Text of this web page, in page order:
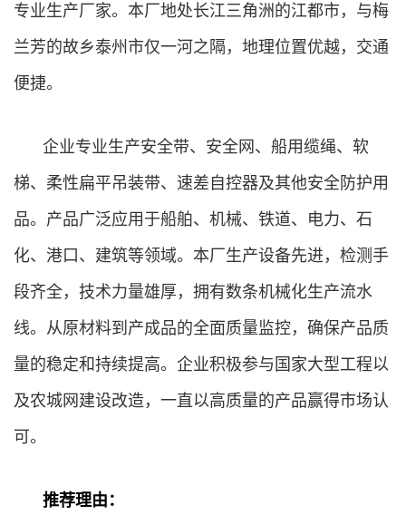
专业生产厂家。本厂地处长江三角洲的江都市，与梅
兰芳的故乡泰州市仅一河之隔，地理位置优越，交通
便捷。
企业专业生产安全带、安全网、船用缆绳、软
梯、柔性扁平吊装带、速差自控器及其他安全防护用
品。产品广泛应用于船舶、机械、铁道、电力、石
化、港口、建筑等领域。本厂生产设备先进，检测手
段齐全，技术力量雄厚，拥有数条机械化生产流水
线。从原材料到产成品的全面质量监控，确保产品质
量的稳定和持续提高。企业积极参与国家大型工程以
及农城网建设改造，一直以高质量的产品赢得市场认
可。
推荐理由：